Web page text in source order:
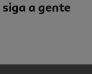
siga a gente